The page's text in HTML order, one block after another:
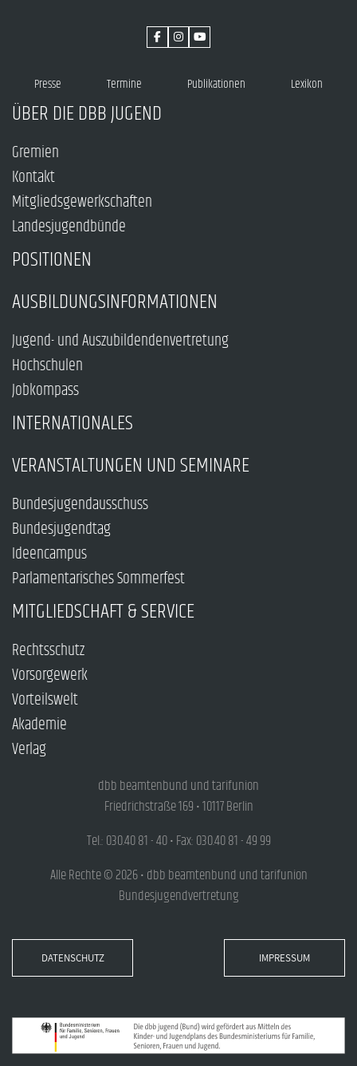
Presse Termine Publikationen Lexikon
ÜBER DIE DBB JUGEND
Gremien
Kontakt
Mitgliedsgewerkschaften
Landesjugendbünde
POSITIONEN
AUSBILDUNGSINFORMATIONEN
Jugend- und Auszubildendenvertretung
Hochschulen
Jobkompass
INTERNATIONALES
VERANSTALTUNGEN UND SEMINARE
Bundesjugendausschuss
Bundesjugendtag
Ideencampus
Parlamentarisches Sommerfest
MITGLIEDSCHAFT & SERVICE
Rechtsschutz
Vorsorgewerk
Vorteilswelt
Akademie
Verlag
dbb beamtenbund und tarifunion
Friedrichstraße 169 • 10117 Berlin
Tel.: 030.40 81 - 40 • Fax: 030.40 81 - 49 99
Alle Rechte © 2026 • dbb beamtenbund und tarifunion
Bundesjugendvertretung
DATENSCHUTZ IMPRESSUM